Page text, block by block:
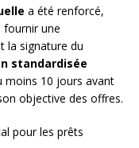
a été renforcé,
fournir une
la signature du
standardisée
moins 10 jours avant
objective des offres.
pour les prêts